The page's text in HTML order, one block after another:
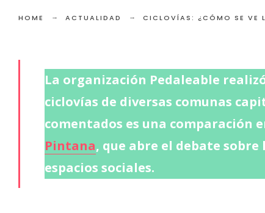
HOME ACTUALIDAD CICLOVÍAS: ¿CÓMO SE VE
La organización Pedaleable
ciclovías de diversas comunas
comentados es una comparación
Pintana, que abre el debate
espacios sociales.